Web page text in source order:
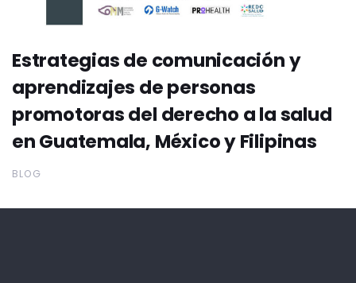
Estrategias de comunicación y
aprendizajes de personas
promotoras del derecho a la salud
en Guatemala, México y Filipinas
BLOG